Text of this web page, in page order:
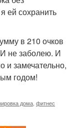
ей сохранить
в 210 очков
не заболею. И
и замечательно,
годом!
дома фитнес